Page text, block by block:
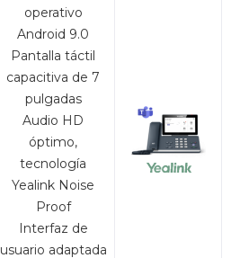
operativo
Android 9.0
Pantalla táctil
capacitiva de 7
pulgadas
Audio HD
óptimo,
tecnología
Yealink Noise
Proof
Interfaz de
usuario adaptada